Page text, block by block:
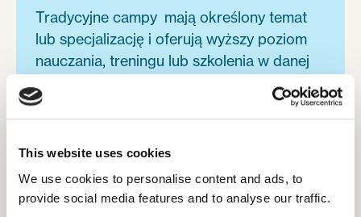
This website uses cookies
We use cookies to personalise content and ads, to
provide social media features and to analyse our traffic.
Tradycyjne campy mają określony temat
lub specjalizację i oferują wyższy poziom
nauczania, treningu lub szkolenia w danej
dziedzinie. Tego typu campy zazwyczaj
poszukują liderów aktywności, którzy są
potrafią pomóc uczestnikom w rozwoju, ale
Często są to campy prywatne, prowadzone